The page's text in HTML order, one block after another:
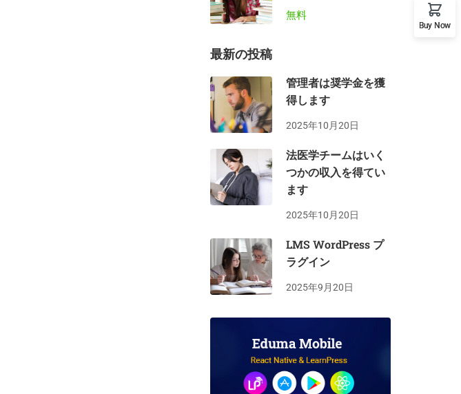
プラグイン
無料
最新の投稿
管理者は奨学金を獲
得します
2025年10月20日
法医学チームはいく
つかの収入を得てい
ます
2025年10月20日
LMS WordPress プ
ラグイン
2025年9月20日
Buy Now